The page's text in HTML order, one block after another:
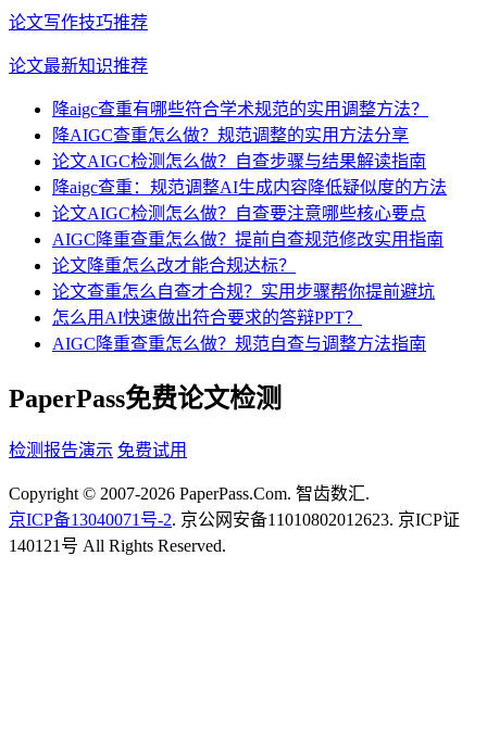
论文写作技巧推荐
论文最新知识推荐
降aigc查重有哪些符合学术规范的实用调整方法？
降AIGC查重怎么做？规范调整的实用方法分享
论文AIGC检测怎么做？自查步骤与结果解读指南
降aigc查重：规范调整AI生成内容降低疑似度的方法
论文AIGC检测怎么做？自查要注意哪些核心要点
AIGC降重查重怎么做？提前自查规范修改实用指南
论文降重怎么改才能合规达标？
论文查重怎么自查才合规？实用步骤帮你提前避坑
怎么用AI快速做出符合要求的答辩PPT？
AIGC降重查重怎么做？规范自查与调整方法指南
PaperPass免费论文检测
检测报告演示 免费试用
Copyright © 2007-2026 PaperPass.Com. 智齿数汇.
京ICP备13040071号-2. 京公网安备11010802012623. 京ICP证
140121号 All Rights Reserved.